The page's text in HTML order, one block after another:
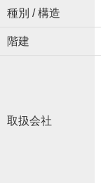
種別 / 構造
階建
取扱会社